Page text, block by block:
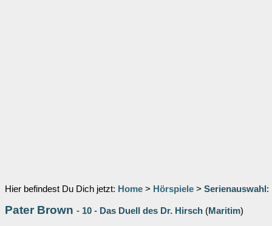
Hier befindest Du Dich jetzt: Home > Hörspiele > Serienauswahl :
Pater Brown - 10 - Das Duell des Dr. Hirsch (Maritim)